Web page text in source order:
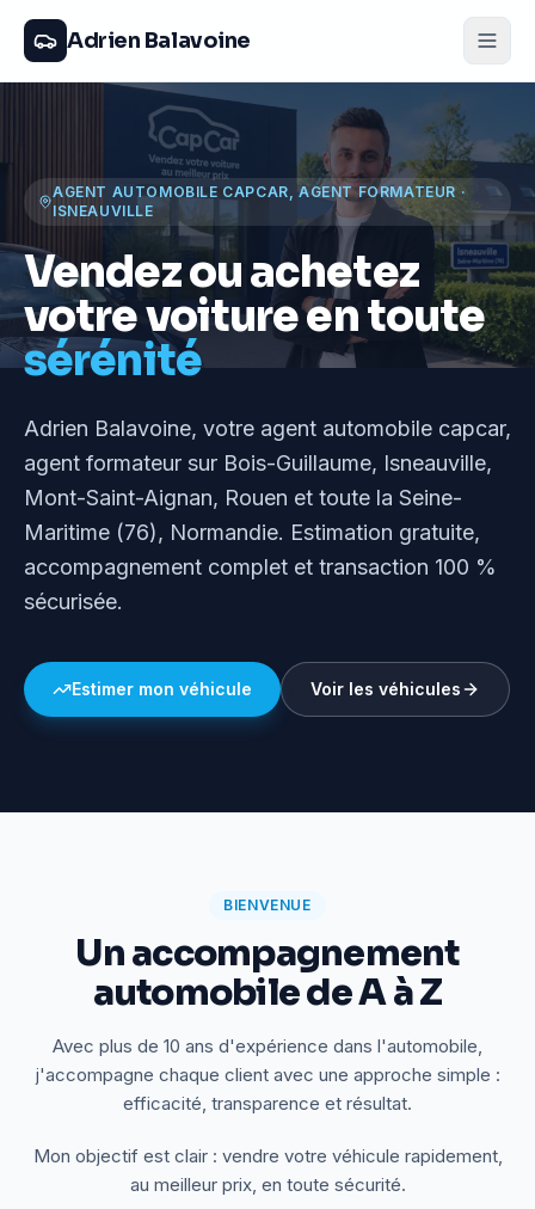
Adrien Balavoine
AGENT AUTOMOBILE CAPCAR, AGENT FORMATEUR ·
ISNEAUVILLE
Vendez ou achetez
votre voiture en toute
sérénité
Adrien Balavoine, votre agent automobile capcar,
agent formateur sur Bois-Guillaume, Isneauville,
Mont-Saint-Aignan, Rouen et toute la Seine-
Maritime (76), Normandie. Estimation gratuite,
accompagnement complet et transaction 100 %
sécurisée.
Estimer mon véhicule Voir les véhicules
BIENVENUE
Un accompagnement
automobile de A à Z
Avec plus de 10 ans d'expérience dans l'automobile,
j'accompagne chaque client avec une approche simple :
efficacité, transparence et résultat.
Mon objectif est clair : vendre votre véhicule rapidement,
au meilleur prix, en toute sécurité.